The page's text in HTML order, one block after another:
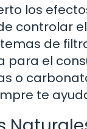
los
controlar
de
el
o
te